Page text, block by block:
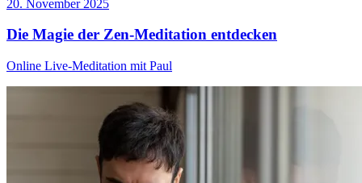
20. November 2025
Die Magie der Zen-Meditation entdecken
Online Live-Meditation mit Paul